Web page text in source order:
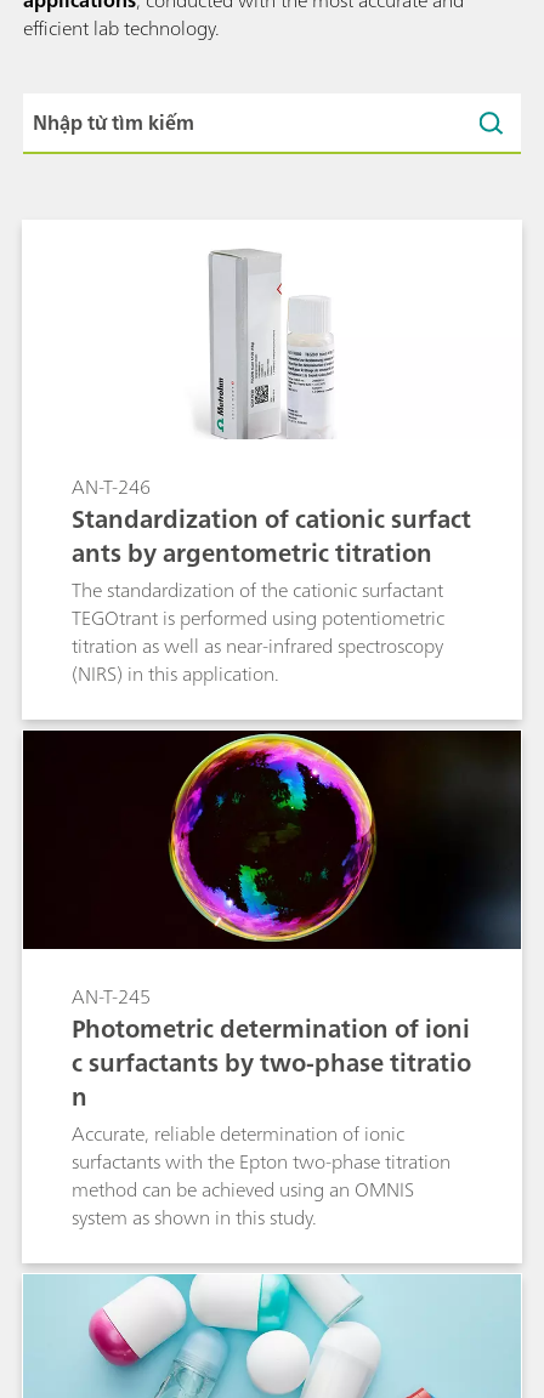
efficient lab technology.
AN-T-246
Standardization of cationic surfact
ants by argentometric titration
The standardization of the cationic surfactant
TEGOtrant is performed using potentiometric
titration as well as near-infrared spectroscopy
(NIRS) in this application.
AN-T-245
Photometric determination of ioni
c surfactants by two-phase titratio
n
Accurate, reliable determination of ionic
surfactants with the Epton two-phase titration
method can be achieved using an OMNIS
system as shown in this study.